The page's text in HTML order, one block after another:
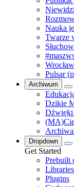
Nauka
Twarze
Pulsar
Archiwum
Dzikie
Dźwięki
Dropdown
Get Started
Prebuilt
Plugins